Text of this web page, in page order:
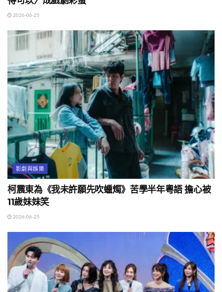
2026-06-25
影劇與娛樂
柯震東為《我未許願先吹蠟燭》苦學半年粵語 擔心被
11歲妹妹笑
2026-06-25